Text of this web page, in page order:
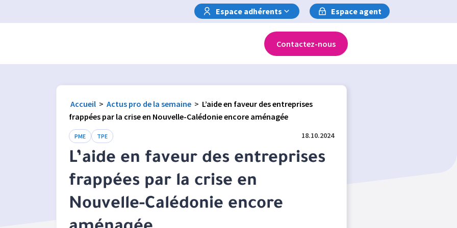
Espace adhérents
Espace agent
Contactez-nous
Accueil > Actus pro de la semaine > L’aide en faveur des entreprises
frappées par la crise en Nouvelle-Calédonie encore aménagée
PME TPE 18.10.2024
L’aide en faveur des entreprises
frappées par la crise en
Nouvelle-Calédonie encore